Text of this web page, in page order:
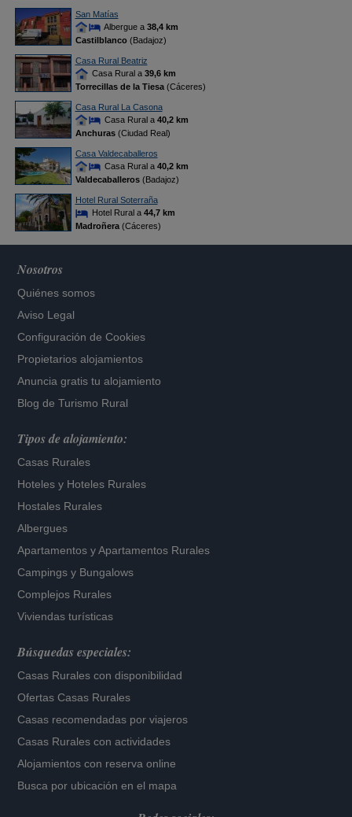
San Matías
Albergue a 38,4 km
Castilblanco(Badajoz)
Casa Rural Beatriz
Casa Rural a 39,6 km
Torrecillas de la Tiesa(Cáceres)
Casa Rural La Casona
Casa Rural a 40,2 km
Anchuras(Ciudad Real)
Casa Valdecaballeros
Casa Rural a 40,2 km
Valdecaballeros(Badajoz)
Hotel Rural Soterraña
Hotel Rural a 44,7 km
Madroñera(Cáceres)
Nosotros
Quiénes somos
Aviso Legal
Configuración de Cookies
Propietarios alojamientos
Anuncia gratis tu alojamiento
Blog de Turismo Rural
Tipos de alojamiento:
Casas Rurales
Hoteles y Hoteles Rurales
Hostales Rurales
Albergues
Apartamentos yApartamentos Rurales
Campings y Bungalows
Complejos Rurales
Viviendas turísticas
Búsquedas especiales:
Casas Rurales con disponibilidad
Ofertas Casas Rurales
Casas recomendadas por viajeros
Casas Rurales con actividades
Alojamientos con reserva online
Busca por ubicación en el mapa